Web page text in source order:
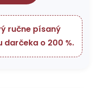
ručne písaný
darčeka o 200 %.